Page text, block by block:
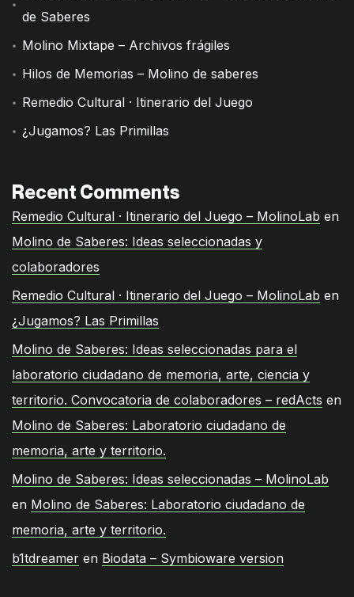
de Saberes
Molino Mixtape – Archivos frágiles
Hilos de Memorias – Molino de saberes
Remedio Cultural · Itinerario del Juego
¿Jugamos? Las Primillas
Recent Comments
Remedio Cultural · Itinerario del Juego – MolinoLab en
Molino de Saberes: Ideas seleccionadas y
colaboradores
Remedio Cultural · Itinerario del Juego – MolinoLab en
¿Jugamos? Las Primillas
Molino de Saberes: Ideas seleccionadas para el
laboratorio ciudadano de memoria, arte, ciencia y
territorio. Convocatoria de colaboradores – redActs en
Molino de Saberes: Laboratorio ciudadano de
memoria, arte y territorio.
Molino de Saberes: Ideas seleccionadas – MolinoLab
en Molino de Saberes: Laboratorio ciudadano de
memoria, arte y territorio.
b1tdreamer en Biodata – Symbioware version